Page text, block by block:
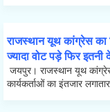
राजस्थान यूथ कांग्रेस का
ज्यादा वोट पड़े फिर इतनी
जयपुर। राजस्थान यूथ
कार्यकर्ताओं का इंतजार